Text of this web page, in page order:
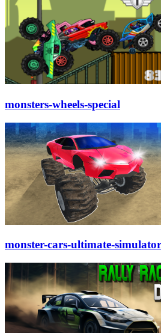
monsters-wheels-special
monster-cars-ultimate-simulator